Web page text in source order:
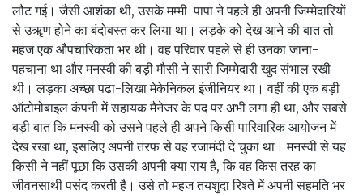
लौट गई। जैसी आशंका थी, उसके मम्‍मी-पापा ने पहले ही अपनी जिम्‍मेदारियों
से उॠण होने का बंदोबस्‍त कर लिया था। लड़के को देख आने की बात तो
महज एक औपचारिकता भर थी। वह परिवार पहले से ही उनका जाना-
पहचाना था और मनस्‍वी की बड़ी मौसी ने सारी जिम्‍मेदारी खुद संभाल रखी
थी। लड़का अच्‍छा पढा-लिखा मेकेनिकल इंजीनियर था। वहीं की एक बड़ी
ऑटोमोबाइल कंपनी में सहायक मैनेजर के पद पर अभी लगा ही था, और सबसे
बड़ी बात कि मनस्‍वी को उसने पहले ही अपने किसी पारिवारिक आयोजन में
देख रखा था, इसलिए अपनी तरफ से वह रजामंदी दे चुका था। मनस्‍वी से यह
किसी ने नहीं पूछा कि उसकी अपनी क्‍या राय है, कि वह किस तरह का
जीवनसाथी पसंद करती है। उसे तो महज तयशुदा रिश्‍ते में अपनी सहमति भर